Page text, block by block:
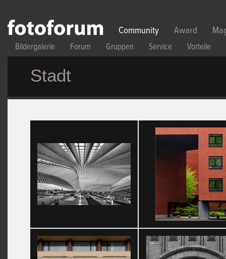
Community Award
Bildergalerie Forum Gruppen Service Vorteile
Stadt
Seiten